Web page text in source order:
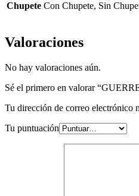
Chupete Con Chupete, Sin
Valoraciones
No hay valoraciones aún.
Sé el primero en valorar
Tu dirección de correo electrónico
Tu puntuación